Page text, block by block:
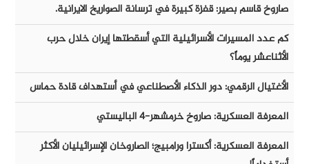
صاروخ قاسم بصير: قفزة كبيرة في ترسانة الصواريخ الايرانية.
كم عدد المسيرات الأسرائيلية التي أسقطتها إيران خلال حرب
الأثناعشر يوماً؟
الأغتيال الرقمي: دور الذكاء الأصطناعي في أستهداف قادة حماس
المعرفة العسكرية: صاروخ خرمشهر-٤ الباليستي
المعرفة العسكرية: أكسترا ورامبيج؛ الصاروخان الإسرائيليان الأكثر